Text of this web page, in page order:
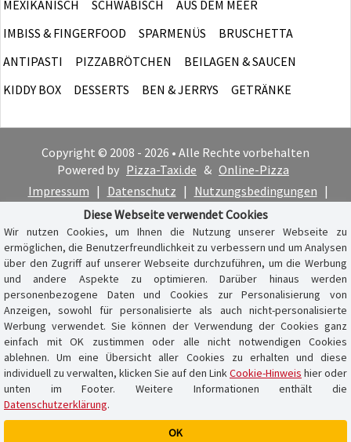
MEXIKANISCH
SCHWÄBISCH
AUS DEM MEER
IMBISS & FINGERFOOD
SPARMENÜS
BRUSCHETTA
ANTIPASTI
PIZZABRÖTCHEN
BEILAGEN & SAUCEN
KIDDY BOX
DESSERTS BEN & JERRYS GETRÄNKE
Copyright © 2008 - 2026 • Alle Rechte vorbehalten
Powered by Pizza-Taxi.de & Online-Pizza
Impressum | Datenschutz | Nutzungsbedingungen |
Cookie-Hinweis
Diese Webseite verwendet Cookies
Wir nutzen Cookies, um Ihnen die Nutzung unserer Webseite zu
ermöglichen, die Benutzerfreundlichkeit zu verbessern und um Analysen
über den Zugriff auf unserer Webseite durchzuführen, um die Werbung
und andere Aspekte zu optimieren. Darüber hinaus werden
personenbezogene Daten und Cookies zur Personalisierung von
Anzeigen, sowohl für personalisierte als auch nicht-personalisierte
Werbung verwendet. Sie können der Verwendung der Cookies ganz
einfach mit OK zustimmen oder alle nicht notwendigen Cookies
ablehnen. Um eine Übersicht aller Cookies zu erhalten und diese
individuell zu verwalten, klicken Sie auf den LinkCookie-Hinweis hier oder
unten im Footer. Weitere Informationen enthält die
Datenschutzerklärung.
OK